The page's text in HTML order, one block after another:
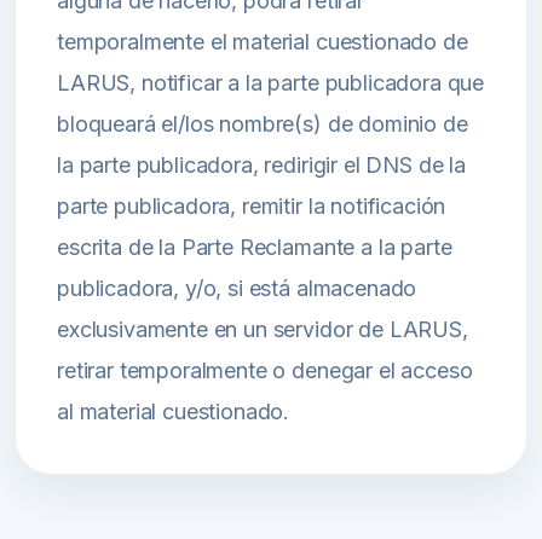
temporalmente el material cuestionado de
LARUS, notificar a la parte publicadora que
bloqueará el/los nombre(s) de dominio de
la parte publicadora, redirigir el DNS de la
parte publicadora, remitir la notificación
escrita de la Parte Reclamante a la parte
publicadora, y/o, si está almacenado
exclusivamente en un servidor de LARUS,
retirar temporalmente o denegar el acceso
al material cuestionado.